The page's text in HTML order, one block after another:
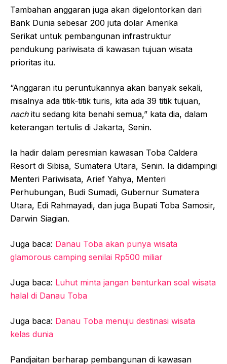
Tambahan anggaran juga akan digelontorkan dari
Bank Dunia sebesar 200 juta dolar Amerika
Serikat untuk pembangunan infrastruktur
pendukung pariwisata di kawasan tujuan wisata
prioritas itu.
“Anggaran itu peruntukannya akan banyak sekali,
misalnya ada titik-titik turis, kita ada 39 titik tujuan,
nachitu sedang kita benahi semua,” kata dia, dalam
keterangan tertulis di Jakarta, Senin.
Ia hadir dalam peresmian kawasan Toba Caldera
Resort di Sibisa, Sumatera Utara, Senin. Ia didampingi
Menteri Pariwisata, Arief Yahya, Menteri
Perhubungan, Budi Sumadi, Gubernur Sumatera
Utara, Edi Rahmayadi, dan juga Bupati Toba Samosir,
Darwin Siagian.
Juga baca: Danau Toba akan punya wisata
glamorous camping senilai Rp500 miliar
Juga baca: Luhut minta jangan benturkan soal wisata
halal di Danau Toba
Juga baca: Danau Toba menuju destinasi wisata
kelas dunia
Pandjaitan berharap pembangunan di kawasan